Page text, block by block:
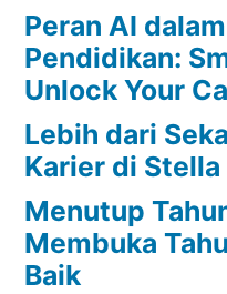
Peran AI
Pendidikan:
Unlock Your
Lebih dari
Karier di
Menutup
Membuka
Baik